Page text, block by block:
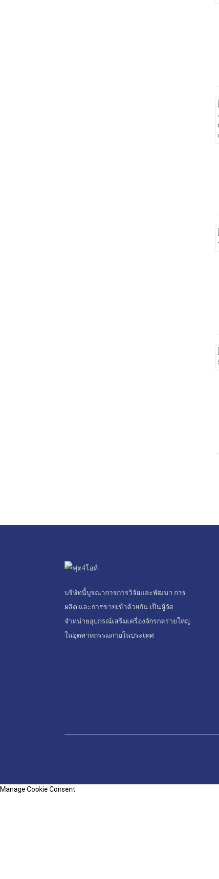
บริษัทนี้บูรณาการการวิจัยและพัฒนา การ
ผลิต และการขายเข้าด้วยกัน เป็นผู้จัด
จำหน่ายอุปกรณ์เสริมเครื่องจักรกลรายใหญ่
ในอุตสาหกรรมภายในประเทศ
Manage Cookie Consent